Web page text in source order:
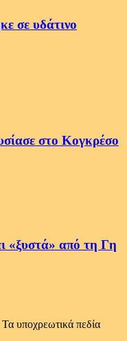
σε υδάτινο
στο Κογκρέσο
«ξυστά» από τη Γη
Τα υποχρεωτικά πεδία